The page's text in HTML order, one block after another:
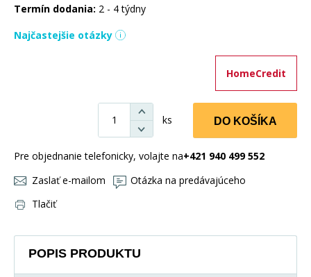
Termín dodania: 2 - 4 týdny
Najčastejšie otázky
HomeCredit
ks DO KOŠÍKA
Pre objednanie telefonicky, volajte na+421 940 499 552
Zaslať e-mailom
Otázka na predávajúceho
Tlačiť
POPIS PRODUKTU